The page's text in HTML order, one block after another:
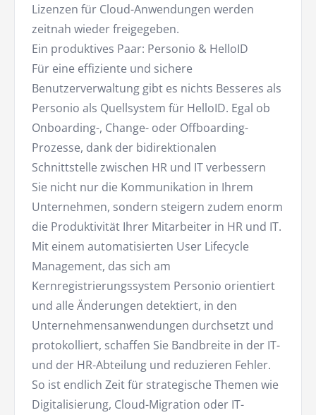
Lizenzen für Cloud-Anwendungen werden
zeitnah wieder freigegeben.
Ein produktives Paar: Personio & HelloID
Für eine effiziente und sichere
Benutzerverwaltung gibt es nichts Besseres als
Personio als Quellsystem für HelloID. Egal ob
Onboarding-, Change- oder Offboarding-
Prozesse, dank der bidirektionalen
Schnittstelle zwischen HR und IT verbessern
Sie nicht nur die Kommunikation in Ihrem
Unternehmen, sondern steigern zudem enorm
die Produktivität Ihrer Mitarbeiter in HR und IT.
Mit einem automatisierten User Lifecycle
Management, das sich am
Kernregistrierungssystem Personio orientiert
und alle Änderungen detektiert, in den
Unternehmensanwendungen durchsetzt und
protokolliert, schaffen Sie Bandbreite in der IT-
und der HR-Abteilung und reduzieren Fehler.
So ist endlich Zeit für strategische Themen wie
Digitalisierung, Cloud-Migration oder IT-